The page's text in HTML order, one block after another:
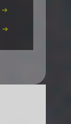
➜
➜